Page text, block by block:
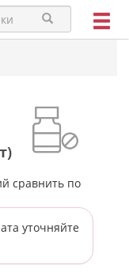
сравнить по
уточняйте